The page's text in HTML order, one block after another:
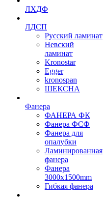
ЛХДФ
ЛДСП
Русский ламинат
Невский
ламинат
Kronostar
Egger
kronospan
ШЕКСНА
Фанера
ФАНЕРА ФК
Фанера ФСФ
Фанера для
опалубки
Ламинированная
фанера
Фанера
3000х1500mm
Гибкая фанера